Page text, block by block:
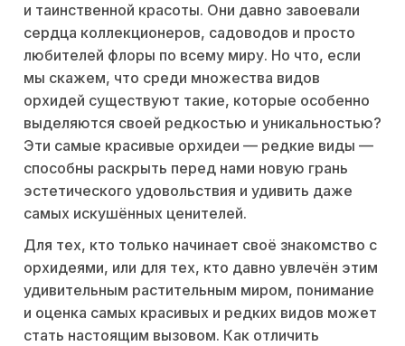
и таинственной красоты. Они давно завоевали
сердца коллекционеров, садоводов и просто
любителей флоры по всему миру. Но что, если
мы скажем, что среди множества видов
орхидей существуют такие, которые особенно
выделяются своей редкостью и уникальностью?
Эти самые красивые орхидеи — редкие виды —
способны раскрыть перед нами новую грань
эстетического удовольствия и удивить даже
самых искушённых ценителей.
Для тех, кто только начинает своё знакомство с
орхидеями, или для тех, кто давно увлечён этим
удивительным растительным миром, понимание
и оценка самых красивых и редких видов может
стать настоящим вызовом. Как отличить